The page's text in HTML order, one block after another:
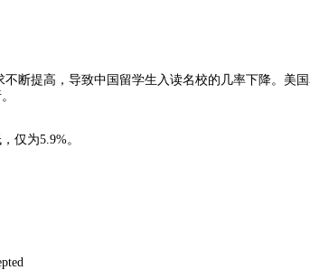
提高，导致中国留学生入读名校的几率下降。美
为5.9%。